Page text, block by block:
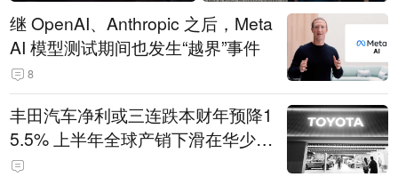
继 OpenAI、Anthropic 之后，Meta
AI 模型测试期间也发生“越界”事件
8
丰田汽车净利或三连跌本财年预降1
5.5% 上半年全球产销下滑在华少卖
14.3万辆